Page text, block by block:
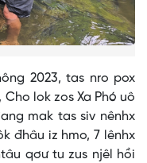
2023, tas nro pox
lok zos Xa Phó uô
mak tas siv nênhx
đhâu iz hmo, 7 lênhx
qơư tu zus njêl hồi